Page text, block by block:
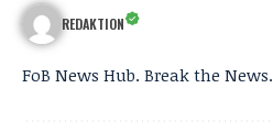
REDAKTION
FoB News Hub. Break the News.